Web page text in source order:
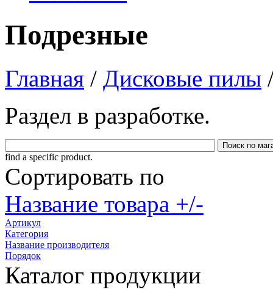
Подрезные
Главная / Дисковые пилы
Раздел в разработке.
find a specific product.
Сортировать по
Название товара +/-
Артикул
Категория
Название производителя
Порядок
Каталог продукции